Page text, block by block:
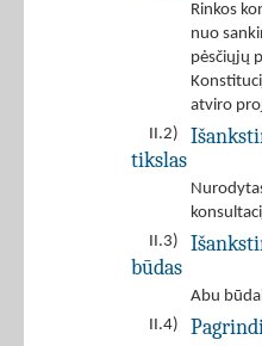
Rinkos
nuo
pėsčiųjų
atviro
II.2)
tikslas
II.3)
būdas
Abu
II.4)